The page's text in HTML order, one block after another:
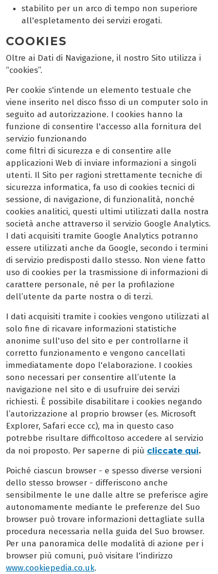
stabilito per un arco di tempo non superiore
all'espletamento dei servizi erogati.
COOKIES
Oltre ai Dati di Navigazione, il nostro Sito utilizza i
“cookies”.
Per cookie s'intende un elemento testuale che
viene inserito nel disco fisso di un computer solo in
seguito ad autorizzazione. I cookies hanno la
funzione di consentire l'accesso alla fornitura del
servizio funzionando
come filtri di sicurezza e di consentire alle
applicazioni Web di inviare informazioni a singoli
utenti. Il Sito per ragioni strettamente tecniche di
sicurezza informatica, fa uso di cookies tecnici di
sessione, di navigazione, di funzionalità, nonché
cookies analitici, questi ultimi utilizzati dalla nostra
società anche attraverso il servizio Google Analytics.
I dati acquisiti tramite Google Analytics potranno
essere utilizzati anche da Google, secondo i termini
di servizio predisposti dallo stesso. Non viene fatto
uso di cookies per la trasmissione di informazioni di
carattere personale, né per la profilazione
dell’utente da parte nostra o di terzi.
I dati acquisiti tramite i cookies vengono utilizzati al
solo fine di ricavare informazioni statistiche
anonime sull'uso del sito e per controllarne il
corretto funzionamento e vengono cancellati
immediatamente dopo l'elaborazione. I cookies
sono necessari per consentire all’utente la
navigazione nel sito e di usufruire dei servizi
richiesti. È possibile disabilitare i cookies negando
l’autorizzazione al proprio browser (es. Microsoft
Explorer, Safari ecce cc), ma in questo caso
potrebbe risultare difficoltoso accedere al servizio
da noi proposto. Per saperne di più cliccate qui.
Poiché ciascun browser - e spesso diverse versioni
dello stesso browser - differiscono anche
sensibilmente le une dalle altre se preferisce agire
autonomamente mediante le preferenze del Suo
browser può trovare informazioni dettagliate sulla
procedura necessaria nella guida del Suo browser.
Per una panoramica delle modalità di azione per i
browser più comuni, può visitare l'indirizzo
www.cookiepedia.co.uk.